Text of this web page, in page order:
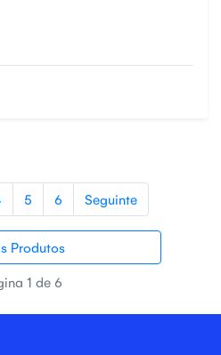
5 6 Seguinte
Produtos
1 de 6